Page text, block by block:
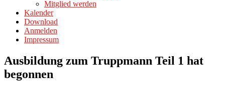
Mitglied werden
Kalender
Download
Anmelden
Impressum
Ausbildung zum Truppmann Teil 1 hat
begonnen